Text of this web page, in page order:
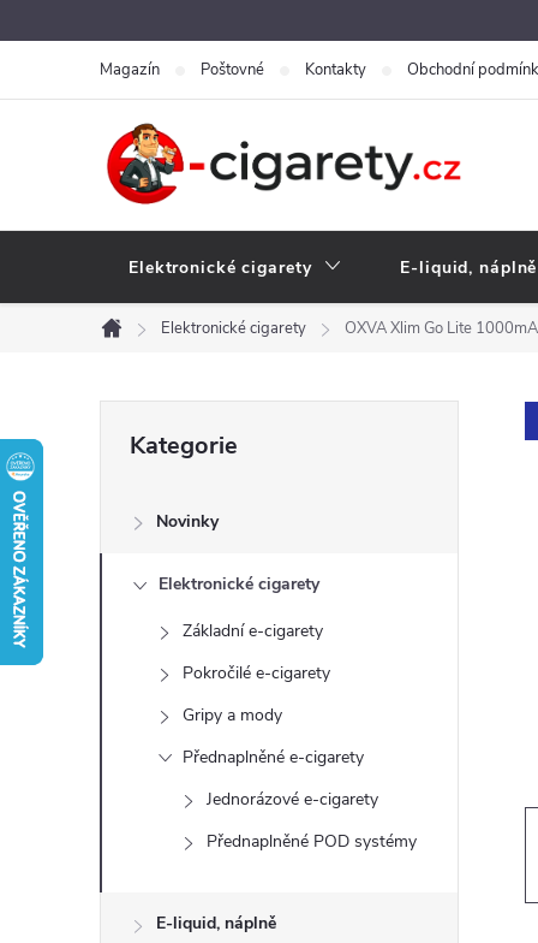
na
Magazín Poštovné Kontakty Obchodní
Elektronické cigarety E-liquid, náplně
Domů
Elektronické cigarety OXVA Xlim Go Lite
s
í
kategorie
Kategorie
Novinky
Elektronické cigarety
Základní e-cigarety
Pokročilé e-cigarety
Gripy a mody
Přednaplněné e-cigarety
Jednorázové e-cigarety
Přednaplněné POD systémy
E-liquid, náplně